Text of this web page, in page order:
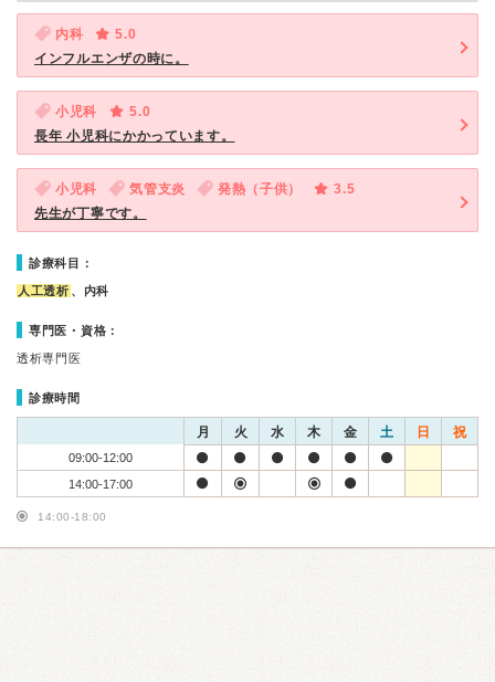
内科
5.0
インフルエンザの時に。
小児科
5.0
長年 小児科にかかっています。
小児科 気管支炎 発熱（子供）
3.5
先生が丁寧です。
診療科目：
人工透析 、内科
専門医・資格：
透析専門医
診療時間
月 火 水 木 金 土 日 祝
09:00-12:00
14:00-17:00
14:00-18:00